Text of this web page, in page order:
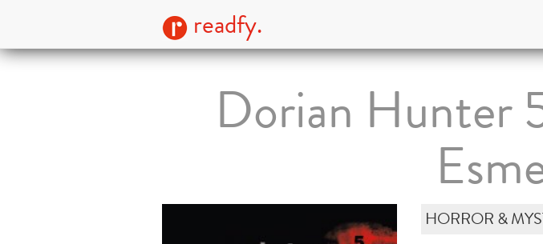
readfy.
Dorian Hunter
HORROR &